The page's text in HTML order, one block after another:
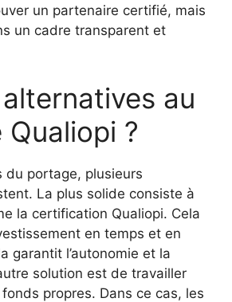
un partenaire certifié, mais
un cadre transparent et
au
?
du portage, plusieurs
La plus solide consiste à
la certification Qualiopi. Cela
en temps et en
garantit l’autonomie et la
solution est de travailler
propres. Dans ce cas, les